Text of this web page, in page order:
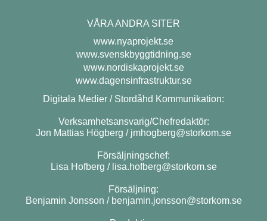
VÅRA ANDRA SITER
www.nyaprojekt.se
www.svenskbyggtidning.se
www.nordiskaprojekt.se
www.dagensinfrastruktur.se
Digitala Medier / Stordåhd Kommunikation:
Verksamhetsansvarig/Chefredaktör:
Jon Mattias Högberg / jmhogberg@storkom.se
Försäljningschef:
Lisa Hofberg / lisa.hofberg@storkom.se
Försäljning:
Benjamin Jonsson / benjamin.jonsson@storkom.se